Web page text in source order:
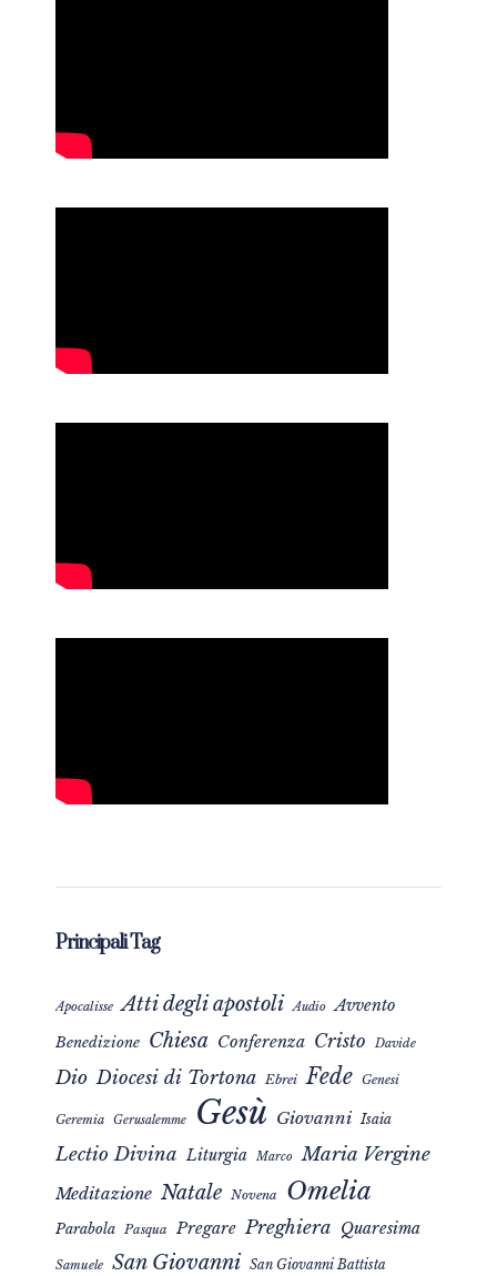
Principali Tag
Apocalisse Atti degli apostoli Audio Avvento
Benedizione Chiesa Conferenza Cristo Davide
Dio Diocesi di Tortona Ebrei Fede Genesi
Geremia Gerusalemme Gesù Giovanni Isaia
Lectio Divina Liturgia Marco Maria Vergine
Meditazione Natale Novena Omelia
Parabola Pasqua Pregare Preghiera Quaresima
Samuele San Giovanni San Giovanni Battista